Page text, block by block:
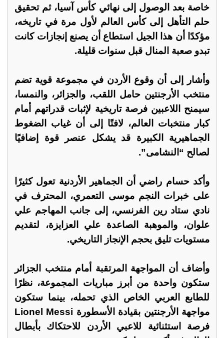
خاصة بعد الوصول إلى نهائي كأس آسيا، ثم تحقيق
حلم التأهل إلى كأس العالم لأول مرة في تاريخه،
مؤكدًا أن هذا الجيل استطاع أن يصنع إنجازات كانت
تبدو صعبة المنال قبل سنوات قليلة.
وأشار إلى أن وقوع الأردن في مجموعة قوية تضم
منتخب الأرجنتين حامل اللقب، والجزائر، والنمسا،
سيمنح اللاعبين فرصة تاريخية لإثبات قدراتهم أمام
كبار منتخبات العالم، لافتًا إلى أن غياب الضغوط
الجماهيرية الكبيرة قد يشكل عنصر قوة إضافيًا
لصالح “النشامى”.
وأكد حسام راضي أن الجماهير الأردنية تعول كثيرًا
على خبرات النجم موسى التعمري، المحترف في
نادي ستاد رين الفرنسي، إلى جانب المهاجم علي
علوان، والموهبة الصاعدة علي العزايزة، لتقديم
مستويات تليق بحجم الإنجاز التاريخي.
وأضاف أن المواجهة المرتقبة أمام منتخب الجزائر
ستكون واحدة من أبرز مباريات المجموعة، نظرًا
للطابع العربي الخاص الذي تحمله، بينما ستكون
مواجهة الأرجنتين بقيادة الأسطورة Lionel Messi
فرصة استثنائية للاعبي الأردن للاحتكاك بأبطال